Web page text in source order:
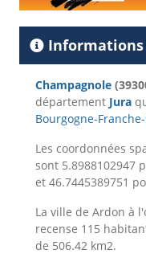
Informations
Champagnole
département Jura
Bourgogne-
Les coordonnées
sont 5.8988102947
et 46.7445389751
La ville de Ardon à
recense 115
de 506.42 km2.